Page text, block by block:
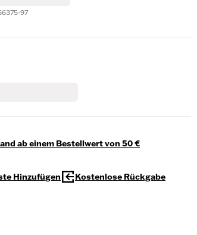
97
ab einem Bestellwert von 50 €
Hinzufügen Kostenlose Rückgabe